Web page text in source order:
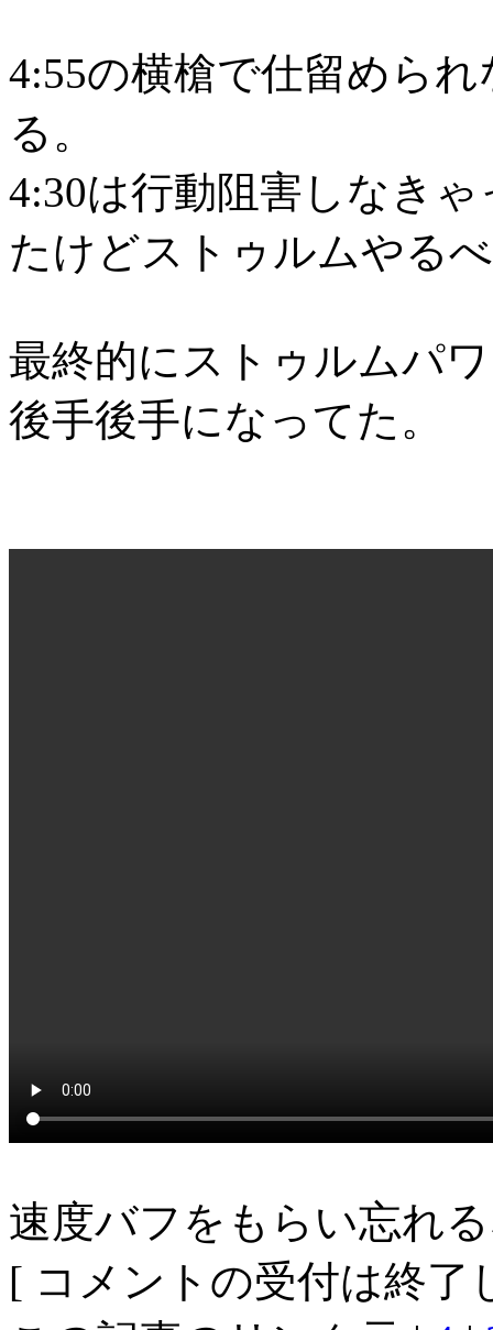
4:55の横槍で仕留めら
る。
4:30は行動阻害しなき
たけどストゥルムやる
最終的にストゥルムパ
後手後手になってた。
速度バフをもらい忘れ
[ コメントの受付は終了